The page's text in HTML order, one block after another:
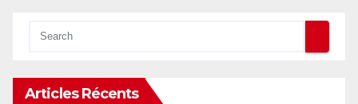
Articles Récents